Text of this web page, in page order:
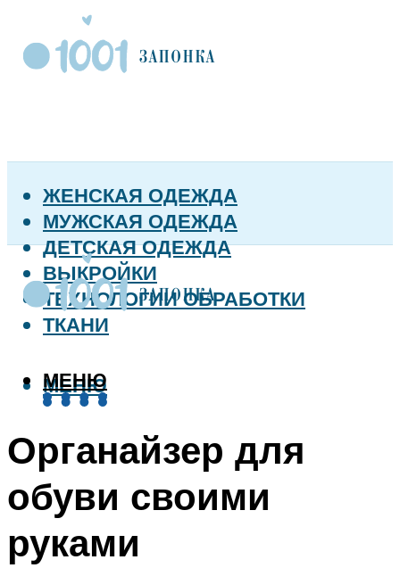
ЖЕНСКАЯ ОДЕЖДА
МУЖСКАЯ ОДЕЖДА
ДЕТСКАЯ ОДЕЖДА
ВЫКРОЙКИ
ТЕХНОЛОГИИ ОБРАБОТКИ
ТКАНИ
МЕНЮ
МЕНЮ
Органайзер для
обуви своими
руками